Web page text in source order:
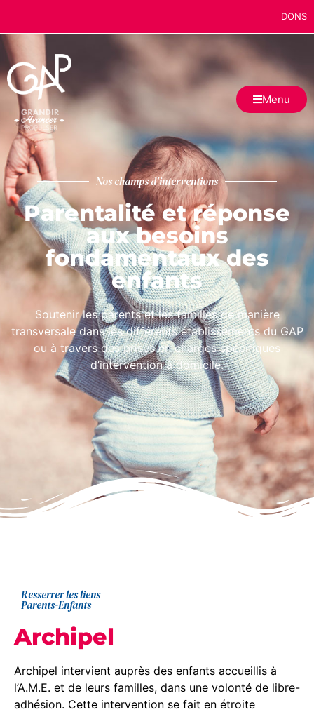
DONS
Menu
Nos champs d'interventions
Parentalité et réponse
aux besoins
fondamentaux des
enfants
Soutenir les parents et les familles de manière
transversale dans les différents établissements du GAP
ou à travers des prises en charges spécifiques
d’intervention à domicile.
Resserrer les liens
Parents-Enfants
Archipel
Archipel intervient auprès des enfants accueillis à
l’A.M.E. et de leurs familles, dans une volonté de libre-
adhésion. Cette intervention se fait en étroite